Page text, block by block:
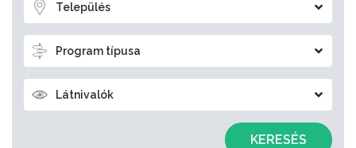
Település
Program típusa
Látnivalók
KERESÉS